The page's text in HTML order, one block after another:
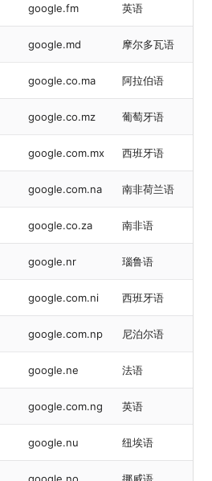
google.fm 英语
google.md 摩尔多瓦语
google.co.ma 阿拉伯语
google.co.mz 葡萄牙语
google.com.mx 西班牙语
google.com.na 南非荷兰语
google.co.za 南非语
google.nr 瑙鲁语
google.com.ni 西班牙语
google.com.np 尼泊尔语
google.ne 法语
google.com.ng 英语
google.nu 纽埃语
google.no 挪威语